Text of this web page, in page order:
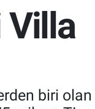
Villa
biri olan